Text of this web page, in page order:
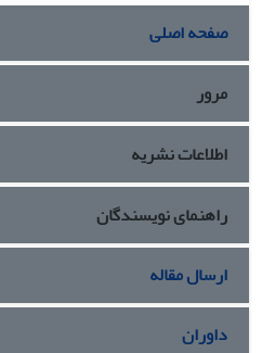
صفحه اصلی
مرور
اطلاعات نشریه
راهنمای نویسندگان
ارسال مقاله
داوران